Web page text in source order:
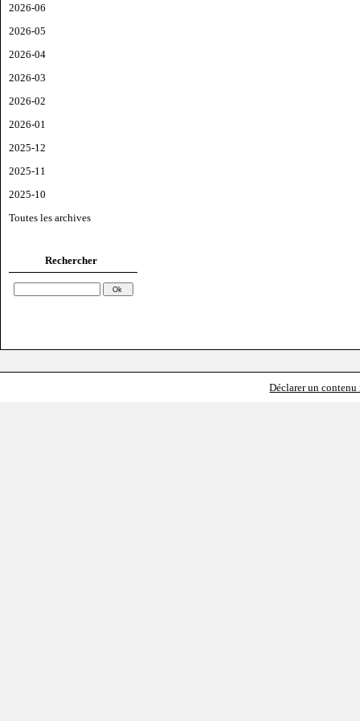
2026-06
2026-05
2026-04
2026-03
2026-02
2026-01
2025-12
2025-11
2025-10
Toutes les archives
Rechercher
Déclarer un